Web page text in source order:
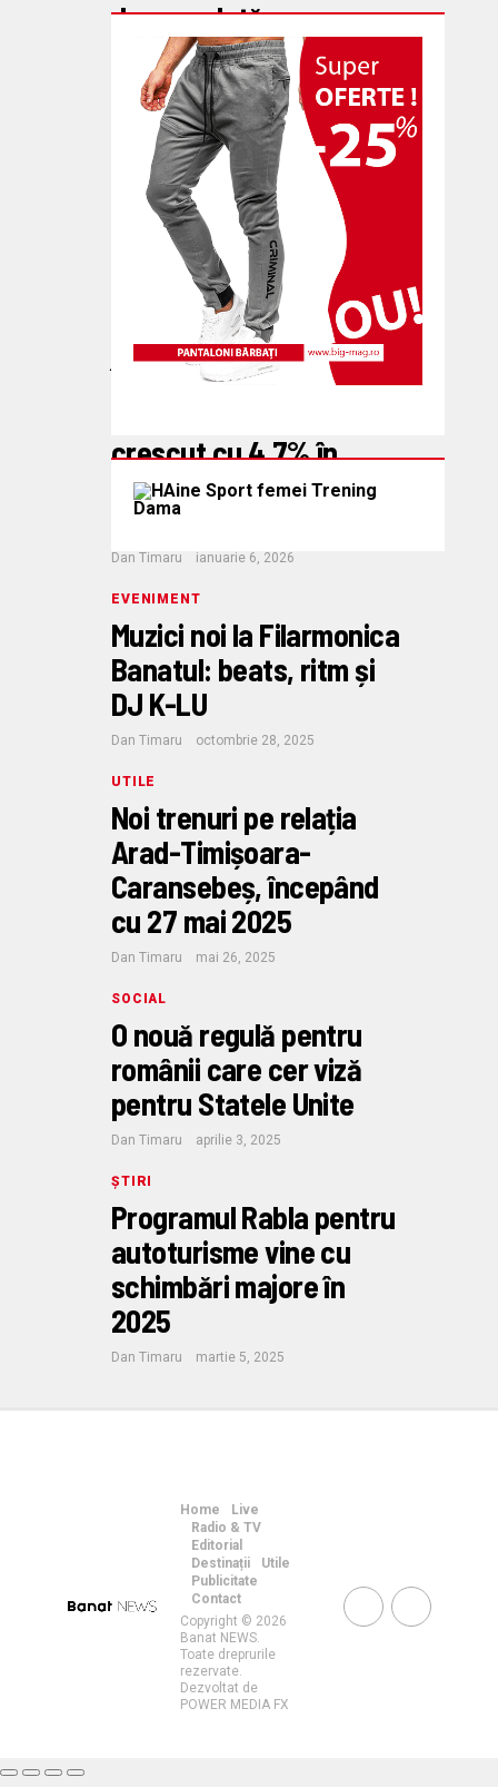
deocamdată
Dan Timaru martie 11, 2026
ȘTIRI
Wizz Air extinde
operațiunile din
România: șase rute noi
din mai 2026, trei cu
plecare de la Timișoara
februarie 1, 2026
ȘTIRI
Înmatriculările de
crescut cu 4,7% în
2025. Dacia, Renault și
Toyota, în top
Dan Timaru ianuarie 6, 2026
EVENIMENT
Muzici noi la Filarmonica
Banatul: beats, ritm și
DJ K-LU
Dan Timaru octombrie 28, 2025
UTILE
Noi trenuri pe relația
Arad-Timișoara-
Caransebeș, începând
cu 27 mai 2025
Dan Timaru mai 26, 2025
SOCIAL
O nouă regulă pentru
românii care cer viză
pentru Statele Unite
Dan Timaru aprilie 3, 2025
ȘTIRI
Programul Rabla pentru
autoturisme vine cu
schimbări majore în
2025
Dan Timaru martie 5, 2025
Home
Live
Radio & TV
Editorial
Destinații
Utile
Publicitate
Contact
Copyright © 2026
Banat NEWS.
Toate dreprurile
rezervate.
Dezvoltat de
POWER MEDIA FX